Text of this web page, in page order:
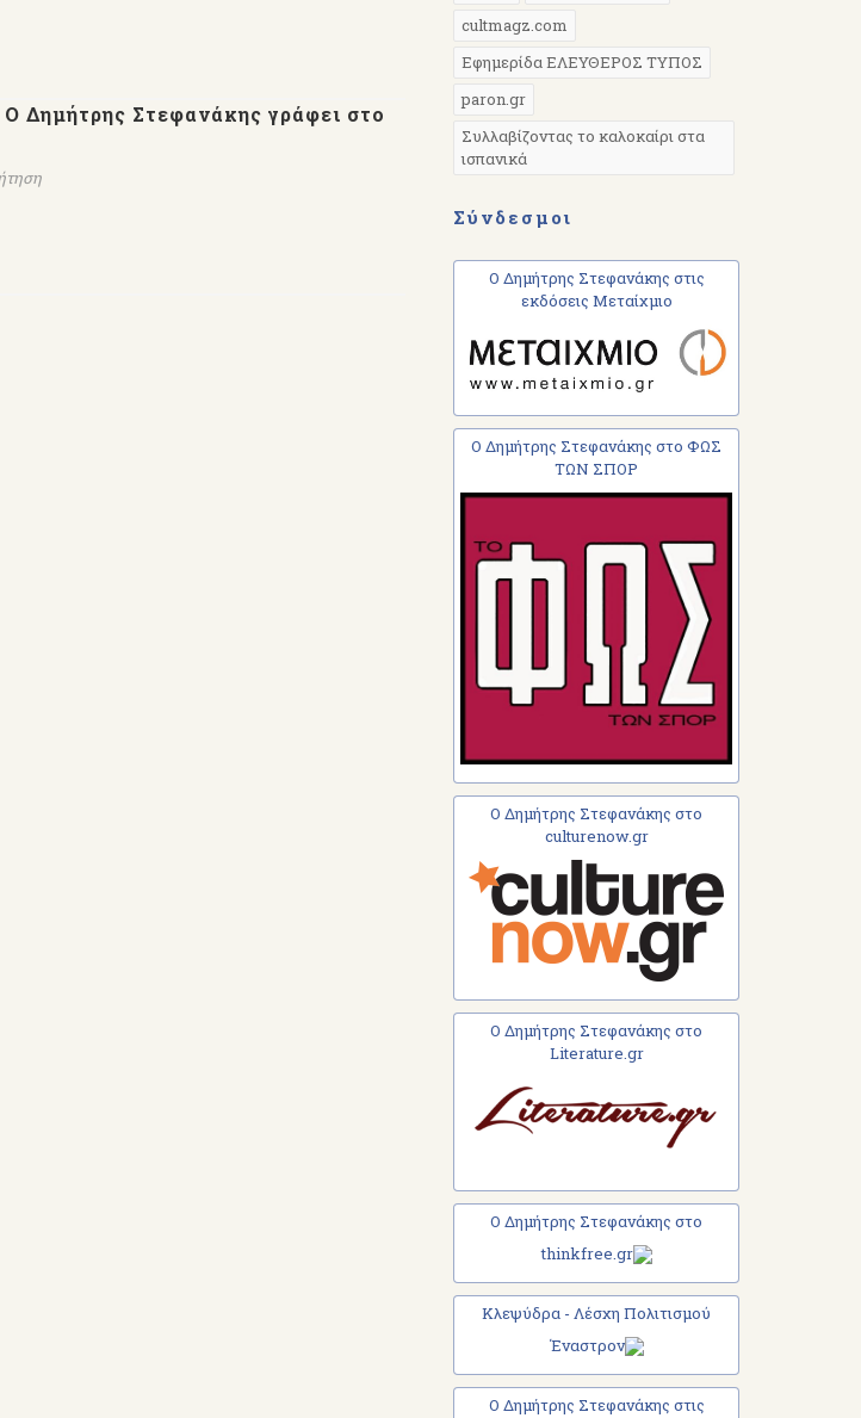
Δημήτρης Στεφανάκης γράφει στο
cultmagz.com
Εφημερίδα ΕΛΕΥΘΕΡΟΣ ΤΥΠΟΣ
paron.gr
Συλλαβίζοντας το καλοκαίρι στα
ισπανικά
Σύνδεσμοι
Ο Δημήτρης Στεφανάκης στις
εκδόσεις Μεταίχμιο
Ο Δημήτρης Στεφανάκης στο ΦΩΣ
ΤΩΝ ΣΠΟΡ
Ο Δημήτρης Στεφανάκης στο
culturenow.gr
Ο Δημήτρης Στεφανάκης στο
Literature.gr
Ο Δημήτρης Στεφανάκης στο
thinkfree.gr
Κλεψύδρα - Λέσχη Πολιτισμού
Έναστρον
Ο Δημήτρης Στεφανάκης στις